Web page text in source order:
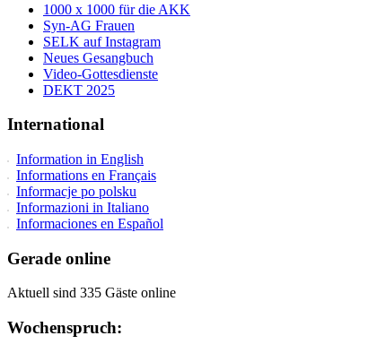
1000 x 1000 für die AKK
Syn-AG Frauen
SELK auf Instagram
Neues Gesangbuch
Video-Gottesdienste
DEKT 2025
International
Information in English
Informations en Français
Informacje po polsku
Informazioni in Italiano
Informaciones en Español
Gerade online
Aktuell sind 335 Gäste online
Wochenspruch: